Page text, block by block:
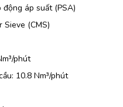
áp suất (PSA)
Sieve (CMS)
phút
10.8 Nm³/phút